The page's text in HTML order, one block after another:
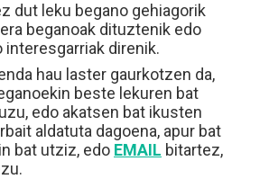
dut leku begano gehiagorik
beganoak dituztenik edo
interesgarriak direnik.
hau laster gaurkotzen da,
beste lekuren bat
edo akatsen bat ikusten
aldatuta dagoena, apur bat
bat utziz, edo EMAIL bitartez,